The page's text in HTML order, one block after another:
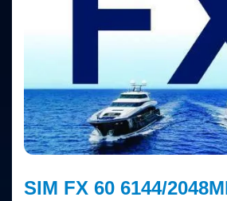
SIM FX 60 6144/